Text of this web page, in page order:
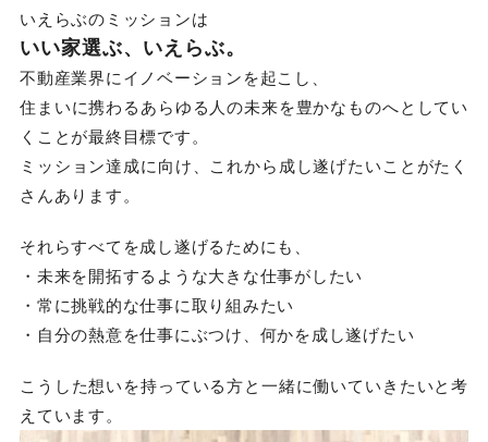
いえらぶのミッションは
いい家選ぶ、いえらぶ。
不動産業界にイノベーションを起こし、
住まいに携わるあらゆる人の未来を豊かなものへとしてい
くことが最終目標です。
ミッション達成に向け、これから成し遂げたいことがたく
さんあります。
それらすべてを成し遂げるためにも、
・未来を開拓するような大きな仕事がしたい
・常に挑戦的な仕事に取り組みたい
・自分の熱意を仕事にぶつけ、何かを成し遂げたい
こうした想いを持っている方と一緒に働いていきたいと考
えています。